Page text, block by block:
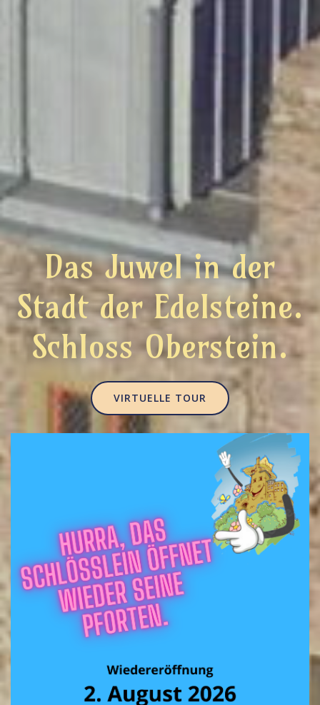
Das Juwel in der
Stadt der Edelsteine.
Schloss Oberstein.
VIRTUELLE TOUR